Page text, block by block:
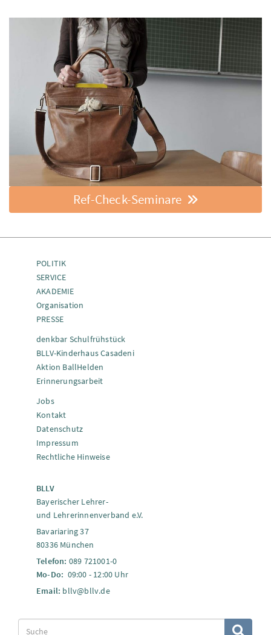
Ref-Check-Seminare
POLITIK
SERVICE
AKADEMIE
Organisation
PRESSE
denkbar Schulfrühstück
BLLV-Kinderhaus Casadeni
Aktion BallHelden
Erinnerungsarbeit
Jobs
Kontakt
Datenschutz
Impressum
Rechtliche Hinweise
BLLV
Bayerischer Lehrer-
und Lehrerinnenverband e.V.
Bavariaring 37
80336 München
Telefon: 089 721001-0
Mo-Do: 09:00 - 12:00 Uhr
Email: bllv@bllv.de